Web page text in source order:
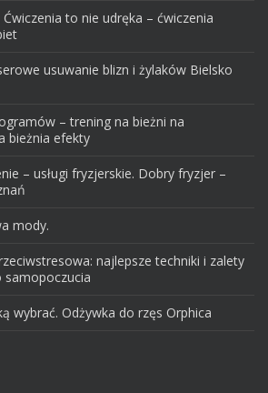
to nie udręka – ćwiczenia
usuwanie blizn i żylaków Bielsko
– trening na bieżni na
bieżnia efekty
– usługi fryzjerskie. Dobry fryzjer –
mody.
najlepsze techniki i zalety
samopoczucia
wybrać. Odżywka do rzęs Orphica